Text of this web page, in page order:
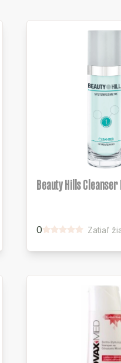
Beauty Hills
0 Zatiaľ